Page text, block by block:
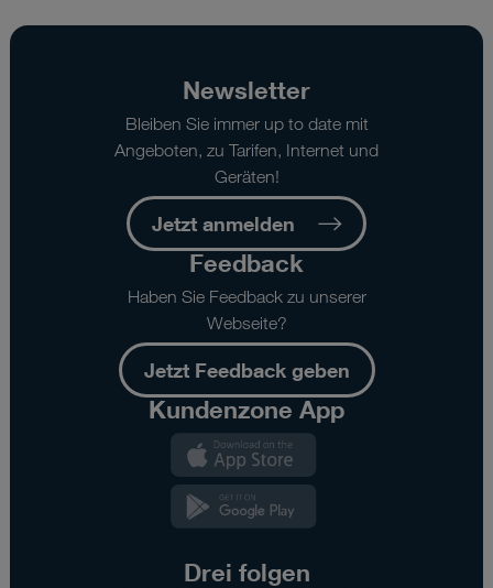
Newsletter
Bleiben Sie immer up to date mit
Angeboten, zu Tarifen, Internet und
Geräten!
Jetzt anmelden
Feedback
Haben Sie Feedback zu unserer
Webseite?
Jetzt Feedback geben
Kundenzone App
Drei folgen